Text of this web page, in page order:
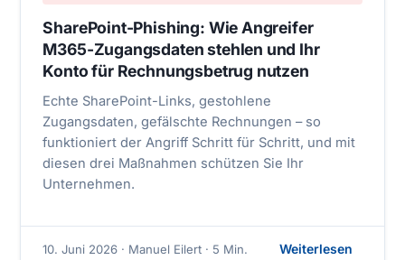
SharePoint-Phishing: Wie Angreifer
M365-Zugangsdaten stehlen und Ihr
Konto für Rechnungsbetrug nutzen
Echte SharePoint-Links, gestohlene
Zugangsdaten, gefälschte Rechnungen – so
funktioniert der Angriff Schritt für Schritt, und mit
diesen drei Maßnahmen schützen Sie Ihr
Unternehmen.
10. Juni 2026 · Manuel Eilert · 5 Min.
Weiterlesen